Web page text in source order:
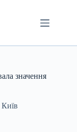
значення
Київ